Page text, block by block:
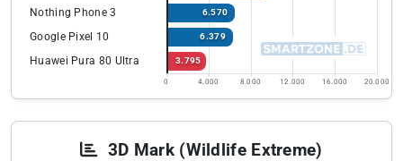
Nothing Phone 3 6.570
Google Pixel 10 6.379
Huawei Pura 80 Ultra 3.795
0 4.000 8.000 12.000 16.000 20.000
3D Mark (Wildlife Extreme)